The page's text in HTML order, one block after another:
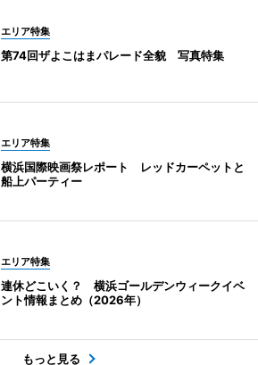
エリア特集
第74回ザよこはまパレード全貌 写真特集
エリア特集
横浜国際映画祭レポート レッドカーペットと
船上パーティー
エリア特集
連休どこいく？ 横浜ゴールデンウィークイベ
ント情報まとめ（2026年）
もっと見る